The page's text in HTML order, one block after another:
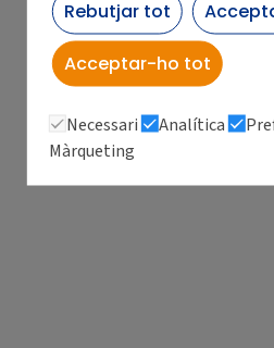
Rebutjar tot
Acceptar-ho tot
Necessari Analítica
Màrqueting